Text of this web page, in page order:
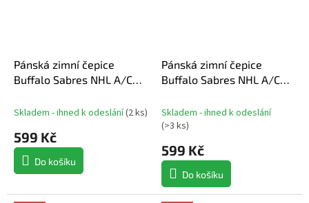
Pánská zimní čepice
Buffalo Sabres NHL A/CAP
Skladem - ihned k odeslání(2 ks)
599 Kč
Do košíku
Pánská zimní čepice
Buffalo Sabres NHL A/CAP
Skladem - ihned k odeslání
(>3 ks)
599 Kč
Do košíku